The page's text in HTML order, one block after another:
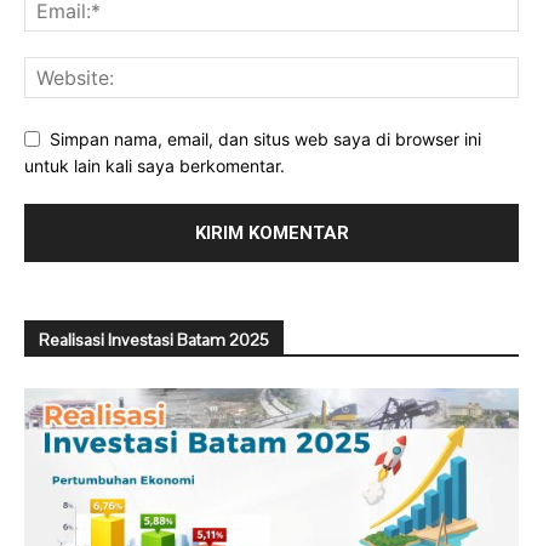
Simpan nama, email, dan situs web saya di browser ini
untuk lain kali saya berkomentar.
Realisasi Investasi Batam 2025